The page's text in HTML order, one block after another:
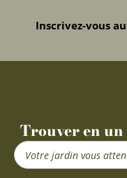
Inscrivez-vous
Trouver en
Search
...